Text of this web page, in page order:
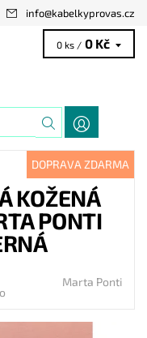
info@kabelkyprovas.cz
0 ks / 0 Kč
DOPRAVA ZDARMA
KOŽENÁ
PONTI
Marta Ponti